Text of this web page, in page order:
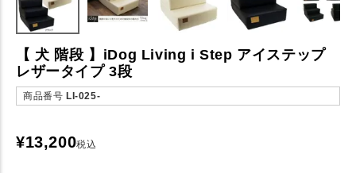
【 犬 階段 】iDog Living i Step アイステップ
レザータイプ 3段
商品番号 LI-025-
¥13,200税込